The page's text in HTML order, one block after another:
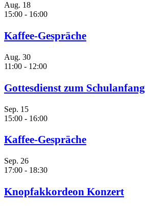
Aug. 18
15:00 - 16:00
Kaffee-Gespräche
Aug. 30
11:00 - 12:00
Gottesdienst zum Schulanfang
Sep. 15
15:00 - 16:00
Kaffee-Gespräche
Sep. 26
17:00 - 18:30
Knopfakkordeon Konzert